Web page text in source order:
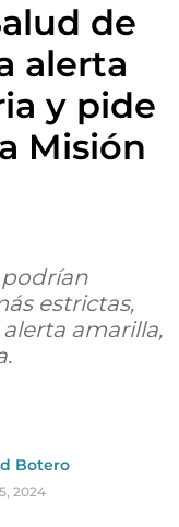
de
alerta
y pide
Misión
podrían
estrictas,
amarilla,
Botero
2024